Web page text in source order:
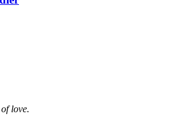
love.